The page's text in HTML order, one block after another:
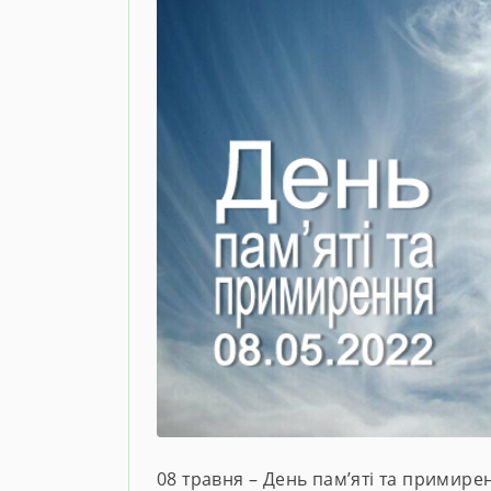
08 травня – День пам’яті та